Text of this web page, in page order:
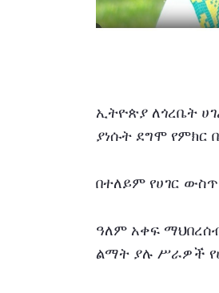
ኢትዮጵያ ለጎረቤት
ያነሱት ደግሞ የምክር
በተለይም የሀገር
ዓለም አቀፍ
ልማት ያሉ ሥራዎች